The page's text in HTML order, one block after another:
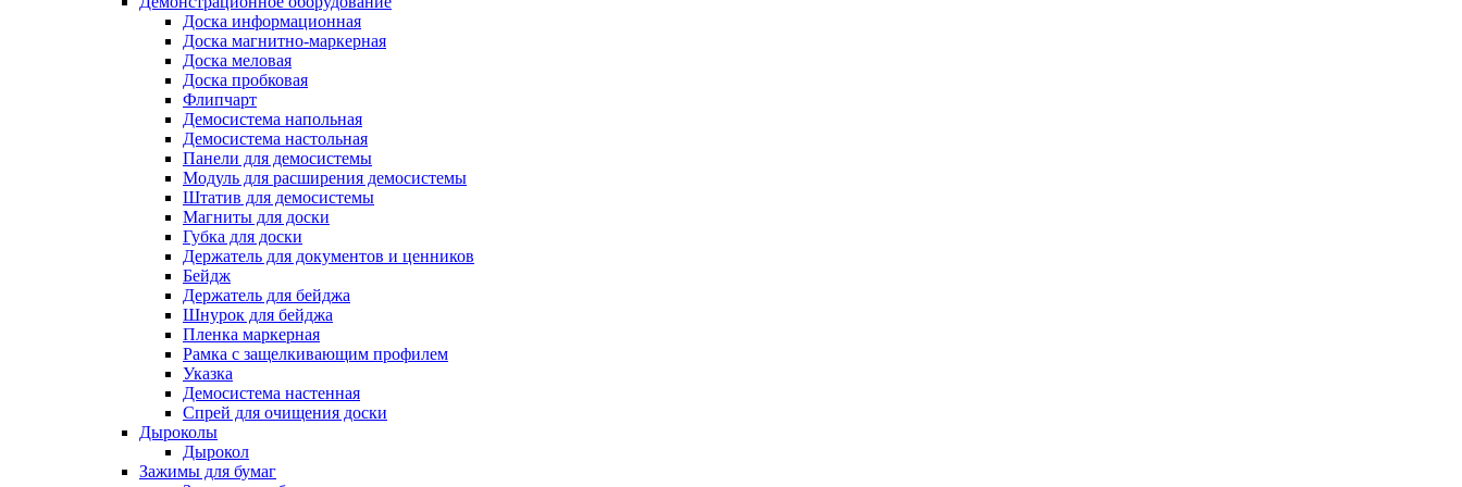
Доска информационная
Доска магнитно-маркерная
Доска меловая
Доска пробковая
Флипчарт
Демосистема напольная
Демосистема настольная
Панели для демосистемы
Модуль для расширения демосистемы
Штатив для демосистемы
Магниты для доски
Губка для доски
Держатель для документов и ценников
Бейдж
Держатель для бейджа
Шнурок для бейджа
Пленка маркерная
Рамка с защелкивающим профилем
Указка
Демосистема настенная
Спрей для очищения доски
Дыроколы
Дырокол
Зажимы для бумаг